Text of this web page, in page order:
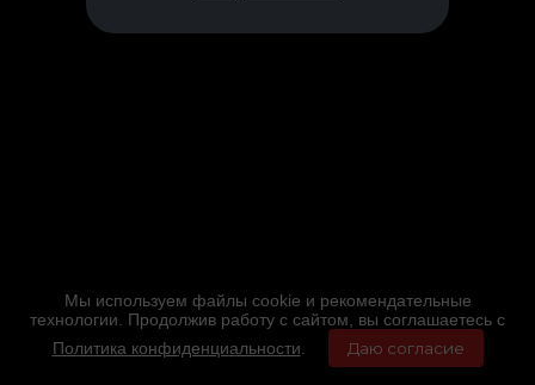
Мы используем файлы cookie и рекомендательные
технологии. Продолжив работу с сайтом, вы соглашаетесь с
Политика конфиденциальности
Даю согласие